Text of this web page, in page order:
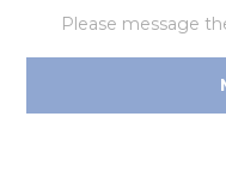
Please message